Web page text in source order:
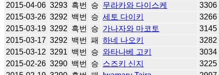
2015-04-06 3293 흑번 승 무라카와 다이스케
3306
2015-03-26 3292 백번 승 세토 다이키
3266
2015-03-19 3292 흑번 승 가나자와 마코토
3145
2015-03-17 3292 백번 패 하네 나오키
3282
2015-03-12 3291 백번 승 와타나베 고키
3034
2015-02-26 3290 백번 승 스즈키 신지
3225